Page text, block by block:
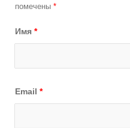
помечены *
Имя *
Email *